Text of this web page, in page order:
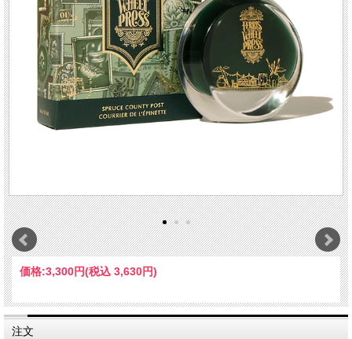
価格:3,300円(税込 3,630円)
注文